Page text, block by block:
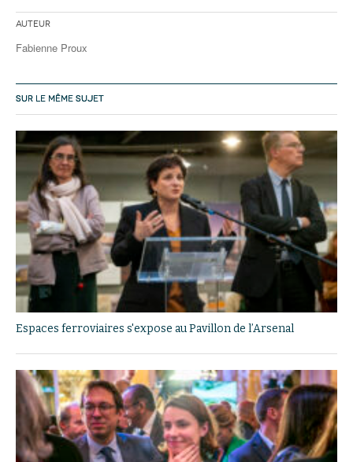
Auteur
Fabienne Proux
SUR LE MÊME SUJET
Espaces ferroviaires s'expose au Pavillon de l’Arsenal